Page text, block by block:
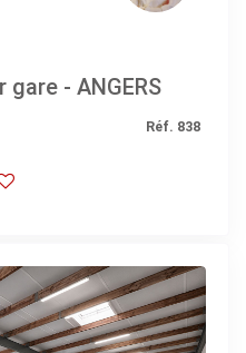
- ANGERS
Réf. 838